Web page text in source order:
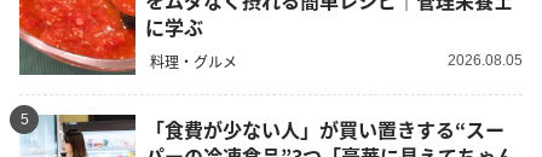
に学ぶ
料理・グルメ 2026.08.05
5
「食費が少ない人」が買い置きする“スー